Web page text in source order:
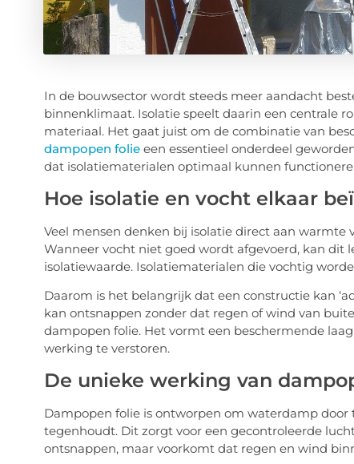
In de bouwsector wordt steeds meer aandacht
binnenklimaat. Isolatie speelt daarin een centrale
materiaal. Het gaat juist om de combinatie van
dampopen folieeen essentieel onderdeel
dat isolatiematerialen optimaal kunnen
Hoe isolatie en vocht elkaar
Veel mensen denken bij isolatie direct aan warmte
Wanneer vocht niet goed wordt afgevoerd, kan
isolatiewaarde. Isolatiematerialen die vochtig
Daarom is het belangrijk dat een constructie kan
kan ontsnappen zonder dat regen of wind van
dampopen folie. Het vormt een beschermende
werking te verstoren.
De unieke werking van
Dampopen folie is ontworpen om waterdamp
tegenhoudt. Dit zorgt voor een gecontroleerde
ontsnappen, maar voorkomt dat regen en wind